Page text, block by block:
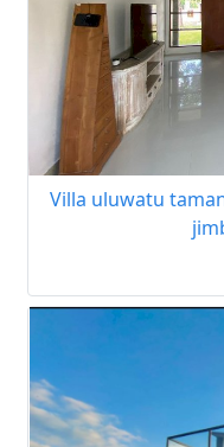
Villa uluwatu